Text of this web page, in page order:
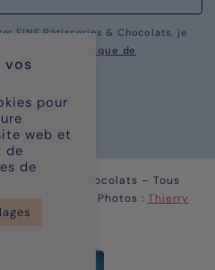
FINE Pâtisseries & Chocolats, je
politique de
& chocolats – Tous
parKOMAXIS | Photos : Thierry
vos
pour
web et
de
de